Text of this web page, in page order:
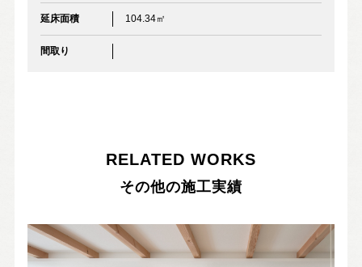
よくある質問
052-911-9345
モデルハウス見学予約
延床面積 104.34㎡
間取り
RELATED WORKS
その他の施工実績